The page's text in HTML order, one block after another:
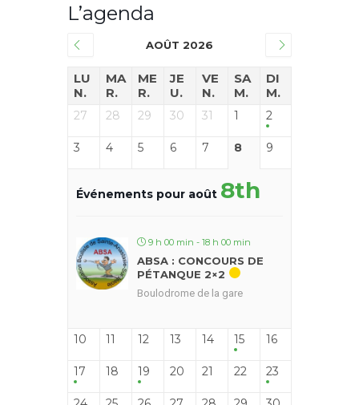
L’agenda
AOÛT 2026
LU
N.
MA
R.
ME
R.
JE
U.
VE
N.
SA
M.
DI
M.
27 28 29 30 31 1 2
3 4 5 6 7 8 9
Événements pour août 8th
9 h 00 min - 18 h 00 min
ABSA : CONCOURS DE
PÉTANQUE 2×2
Boulodrome de la gare
10 11 12 13 14 15 16
17 18 19 20 21 22 23